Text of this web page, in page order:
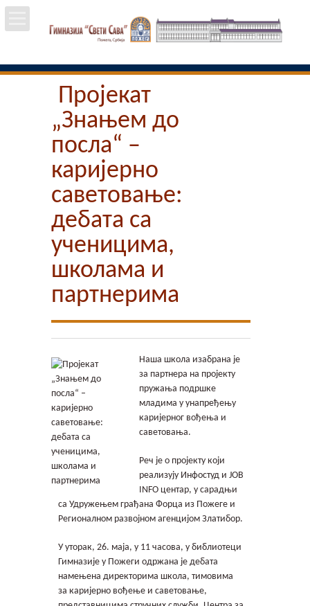
Почетна
Особље
Пројекти
Јавне набавке
Пројекат
„Знањем до
посла“ –
каријерно
саветовање:
дебата са
ученицима,
школама и
партнерима
Наша школа изабрана је
за партнера на пројекту
пружања подршке
младима у унапређењу
каријерног вођења и
саветовања.
Реч је о пројекту који
реализују Инфостуд и JOB
INFO центар, у сарадњи
са Удружењем грађана Форца из Пожеге и
Регионалном развојном агенцијом Златибор.
У уторак, 26. маја, у 11 часова, у библиотеци
Гимназије у Пожеги одржана је дебата
намењена директорима школа, тимовима
за каријерно вођење и саветовање,